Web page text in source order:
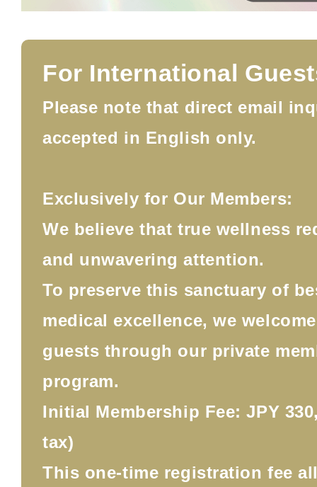
For International
Please note that direct email
accepted in English only.
Exclusively for Our Members:
We believe that true wellness
and unwavering attention.
To preserve this sanctuary of
medical excellence, we
guests through our private
program.
Initial Membership Fee: JPY
tax)
This one-time registration fee